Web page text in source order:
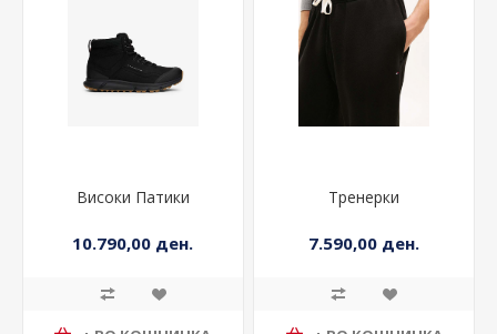
Високи Патики
10.790,00 ден.
Тренерки
7.590,00 ден.